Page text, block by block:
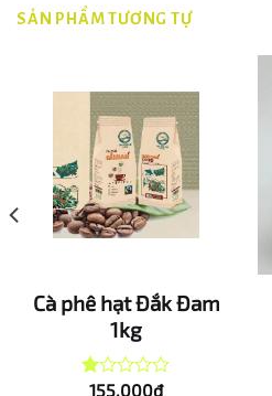
SẢN PHẨM TƯƠNG TỰ
Cà phê hạt Đắk Đam
1kg
Được
155.000₫